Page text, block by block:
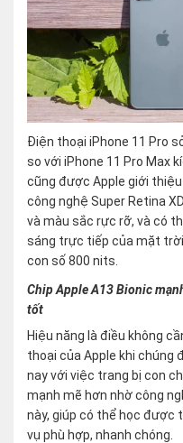
Điện thoại iPhone 11 Pro
so với iPhone 11 Pro Max
cũng được Apple giới
công nghệ Super Retina
và màu sắc rực rỡ, và có
sáng trực tiếp của mặt
con số 800 nits.
Chip Apple A13 Bionic
tốt
Hiệu năng là điều không
thoại của Apple khi
nay với việc trang bị con
mạnh mẽ hơn nhờ công
này, giúp có thể học được
vụ phù hợp, nhanh chóng.